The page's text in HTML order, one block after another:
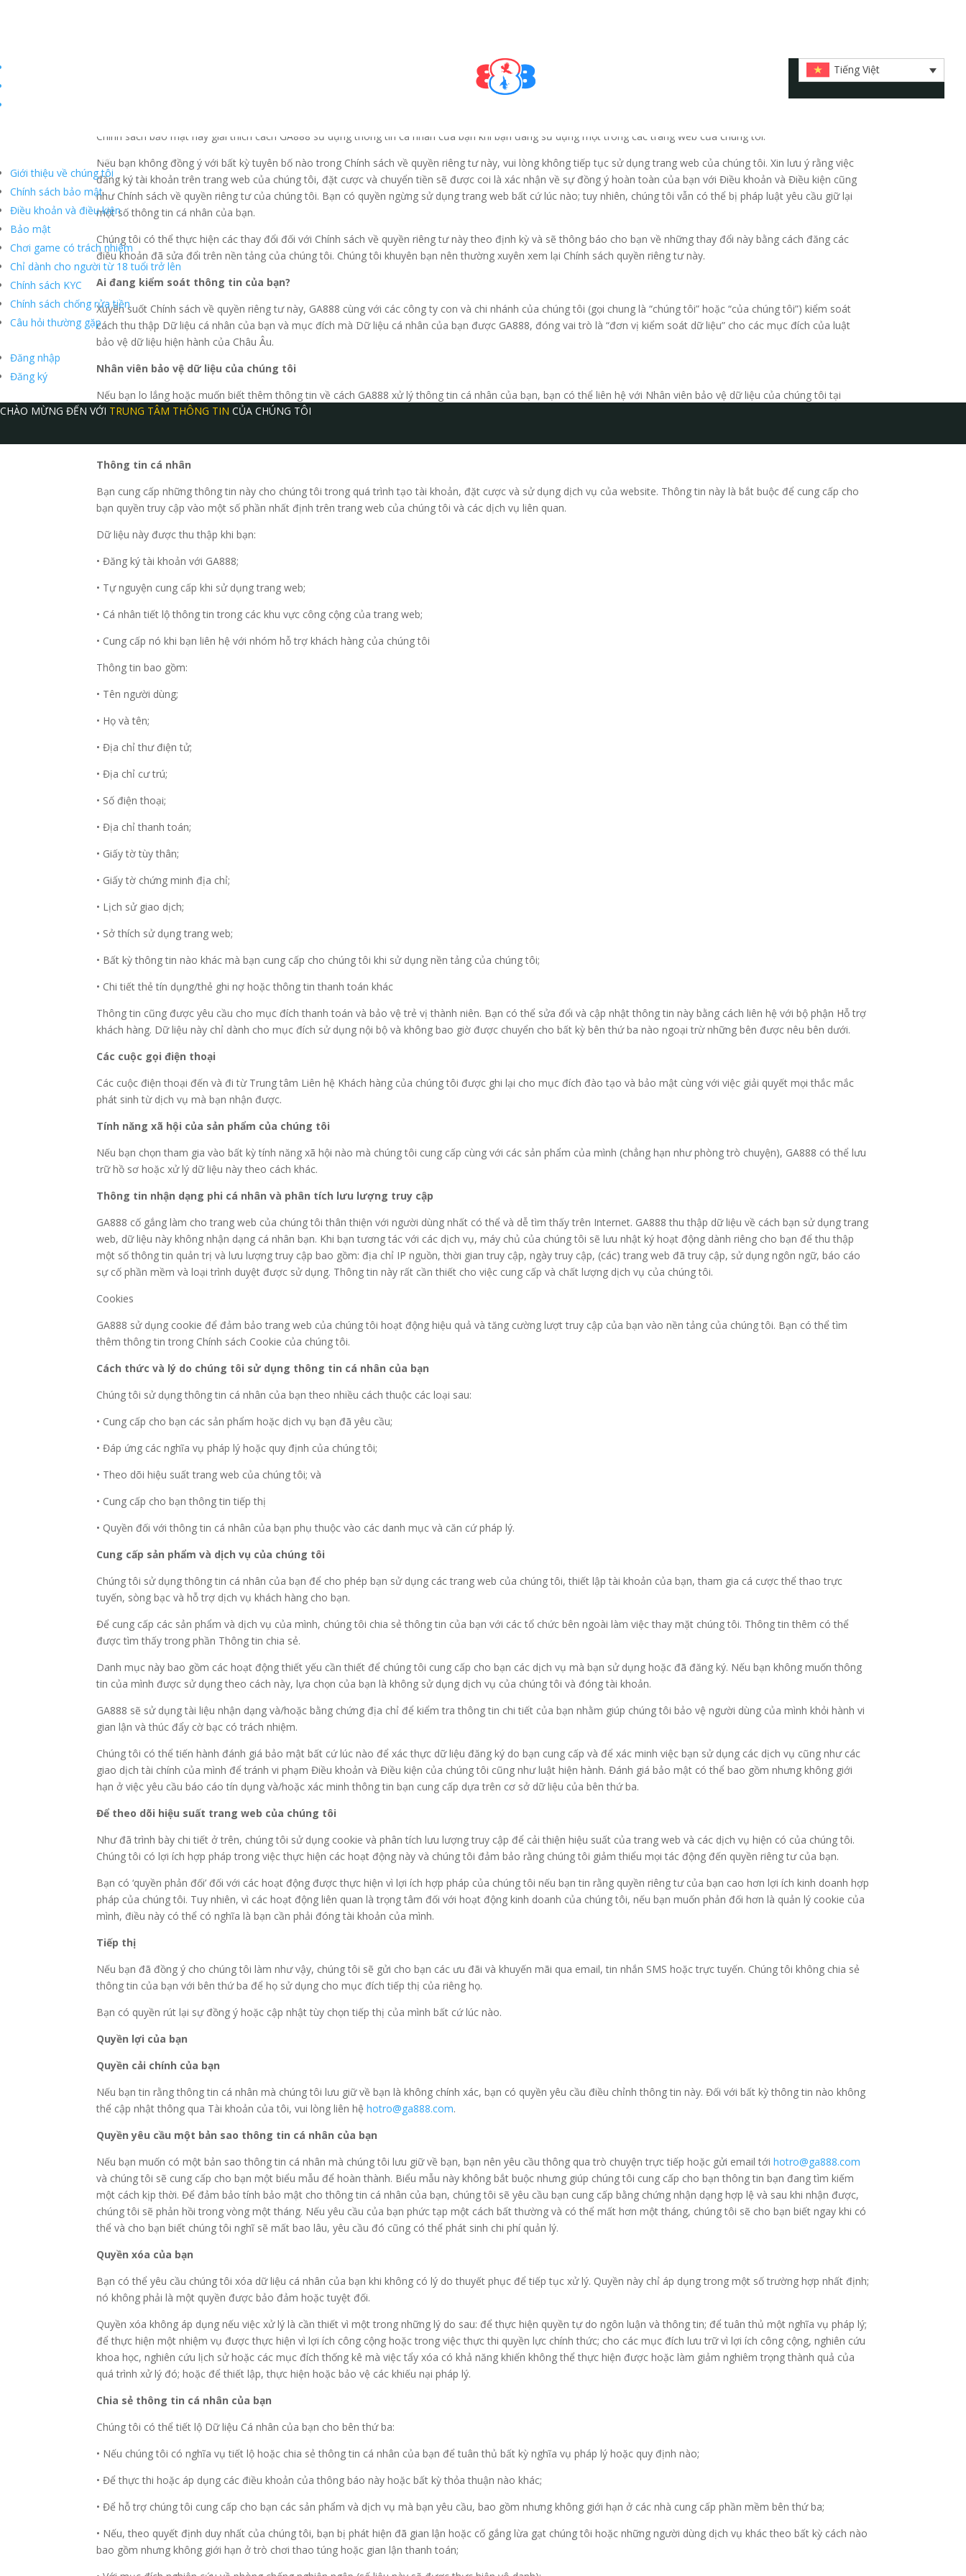
giúp gì cho bạn?
Giới thiệu về chúng tôi
Chính sách bảo mật
Điều khoản và điều kiện
Bảo mật
Chơi game có trách nhiệm
Chỉ dành cho người từ 18 tuổi trở lên
Chính sách KYC
Chính sách chống rửa tiền
Câu hỏi thường gặp
Đăng nhập
Đăng ký
Tiếng Việt
CHÀO MỪNG ĐẾN VỚI TRUNG TÂM THÔNG TIN CỦA CHÚNG TÔI
Quyền riêng tư của bạn rất quan trọng đối với chúng tôi và chúng tôi cam kết bảo vệ thông tin cá nhân của bạn. Chúng tôi sẽ rõ ràng và cởi mở về lý do tại sao chúng
Chính sách bảo mật này giải thích cách GA888 sử dụng thông tin cá nhân của bạn khi bạn đang sử dụng một trong các trang web của chúng tôi.
Nếu bạn không đồng ý với bất kỳ tuyên bố nào trong Chính sách về quyền riêng tư này, vui lòng không tiếp tục sử dụng trang web của chúng tôi. Xin lưu ý rằng việc
đăng ký tài khoản trên trang web của chúng tôi, đặt cược và chuyển tiền sẽ được coi là xác nhận về sự đồng ý hoàn toàn của bạn với Điều khoản và Điều kiện cũng
như Chính sách về quyền riêng tư của chúng tôi. Bạn có quyền ngừng sử dụng trang web bất cứ lúc nào; tuy nhiên, chúng tôi vẫn có thể bị pháp luật yêu cầu giữ lại
một số thông tin cá nhân của bạn.
Chúng tôi có thể thực hiện các thay đổi đối với Chính sách về quyền riêng tư này theo định kỳ và sẽ thông báo cho bạn về những thay đổi này bằng cách đăng các
điều khoản đã sửa đổi trên nền tảng của chúng tôi. Chúng tôi khuyên bạn nên thường xuyên xem lại Chính sách quyền riêng tư này.
Ai đang kiểm soát thông tin của bạn?
Xuyên suốt Chính sách về quyền riêng tư này, GA888 cùng với các công ty con và chi nhánh của chúng tôi (gọi chung là “chúng tôi” hoặc “của chúng tôi”) kiểm soát
cách thu thập Dữ liệu cá nhân của bạn và mục đích mà Dữ liệu cá nhân của bạn được GA888, đóng vai trò là “đơn vị kiểm soát dữ liệu” cho các mục đích của luật
bảo vệ dữ liệu hiện hành của Châu Âu.
Nhân viên bảo vệ dữ liệu của chúng tôi
Nếu bạn lo lắng hoặc muốn biết thêm thông tin về cách GA888 xử lý thông tin cá nhân của bạn, bạn có thể liên hệ với Nhân viên bảo vệ dữ liệu của chúng tôi tại
hotro@ga888.com.
Thông tin cá nhân
Bạn cung cấp những thông tin này cho chúng tôi trong quá trình tạo tài khoản, đặt cược và sử dụng dịch vụ của website. Thông tin này là bắt buộc để cung cấp cho
bạn quyền truy cập vào một số phần nhất định trên trang web của chúng tôi và các dịch vụ liên quan.
Dữ liệu này được thu thập khi bạn:
• Đăng ký tài khoản với GA888;
• Tự nguyện cung cấp khi sử dụng trang web;
• Cá nhân tiết lộ thông tin trong các khu vực công cộng của trang web;
• Cung cấp nó khi bạn liên hệ với nhóm hỗ trợ khách hàng của chúng tôi
Thông tin bao gồm:
• Tên người dùng;
• Họ và tên;
• Địa chỉ thư điện tử;
• Địa chỉ cư trú;
• Số điện thoại;
• Địa chỉ thanh toán;
• Giấy tờ tùy thân;
• Giấy tờ chứng minh địa chỉ;
• Lịch sử giao dịch;
• Sở thích sử dụng trang web;
• Bất kỳ thông tin nào khác mà bạn cung cấp cho chúng tôi khi sử dụng nền tảng của chúng tôi;
• Chi tiết thẻ tín dụng/thẻ ghi nợ hoặc thông tin thanh toán khác
Thông tin cũng được yêu cầu cho mục đích thanh toán và bảo vệ trẻ vị thành niên. Bạn có thể sửa đổi và cập nhật thông tin này bằng cách liên hệ với bộ phận Hỗ trợ
khách hàng. Dữ liệu này chỉ dành cho mục đích sử dụng nội bộ và không bao giờ được chuyển cho bất kỳ bên thứ ba nào ngoại trừ những bên được nêu bên dưới.
Các cuộc gọi điện thoại
Các cuộc điện thoại đến và đi từ Trung tâm Liên hệ Khách hàng của chúng tôi được ghi lại cho mục đích đào tạo và bảo mật cùng với việc giải quyết mọi thắc mắc
phát sinh từ dịch vụ mà bạn nhận được.
Tính năng xã hội của sản phẩm của chúng tôi
Nếu bạn chọn tham gia vào bất kỳ tính năng xã hội nào mà chúng tôi cung cấp cùng với các sản phẩm của mình (chẳng hạn như phòng trò chuyện), GA888 có thể lưu
trữ hồ sơ hoặc xử lý dữ liệu này theo cách khác.
Thông tin nhận dạng phi cá nhân và phân tích lưu lượng truy cập
GA888 cố gắng làm cho trang web của chúng tôi thân thiện với người dùng nhất có thể và dễ tìm thấy trên Internet. GA888 thu thập dữ liệu về cách bạn sử dụng trang
web, dữ liệu này không nhận dạng cá nhân bạn. Khi bạn tương tác với các dịch vụ, máy chủ của chúng tôi sẽ lưu nhật ký hoạt động dành riêng cho bạn để thu thập
một số thông tin quản trị và lưu lượng truy cập bao gồm: địa chỉ IP nguồn, thời gian truy cập, ngày truy cập, (các) trang web đã truy cập, sử dụng ngôn ngữ, báo cáo
sự cố phần mềm và loại trình duyệt được sử dụng. Thông tin này rất cần thiết cho việc cung cấp và chất lượng dịch vụ của chúng tôi.
Cookies
GA888 sử dụng cookie để đảm bảo trang web của chúng tôi hoạt động hiệu quả và tăng cường lượt truy cập của bạn vào nền tảng của chúng tôi. Bạn có thể tìm
thêm thông tin trong Chính sách Cookie của chúng tôi.
Cách thức và lý do chúng tôi sử dụng thông tin cá nhân của bạn
Chúng tôi sử dụng thông tin cá nhân của bạn theo nhiều cách thuộc các loại sau:
• Cung cấp cho bạn các sản phẩm hoặc dịch vụ bạn đã yêu cầu;
• Đáp ứng các nghĩa vụ pháp lý hoặc quy định của chúng tôi;
• Theo dõi hiệu suất trang web của chúng tôi; và
• Cung cấp cho bạn thông tin tiếp thị
• Quyền đối với thông tin cá nhân của bạn phụ thuộc vào các danh mục và căn cứ pháp lý.
Cung cấp sản phẩm và dịch vụ của chúng tôi
Chúng tôi sử dụng thông tin cá nhân của bạn để cho phép bạn sử dụng các trang web của chúng tôi, thiết lập tài khoản của bạn, tham gia cá cược thể thao trực
tuyến, sòng bạc và hỗ trợ dịch vụ khách hàng cho bạn.
Để cung cấp các sản phẩm và dịch vụ của mình, chúng tôi chia sẻ thông tin của bạn với các tổ chức bên ngoài làm việc thay mặt chúng tôi. Thông tin thêm có thể
được tìm thấy trong phần Thông tin chia sẻ.
Danh mục này bao gồm các hoạt động thiết yếu cần thiết để chúng tôi cung cấp cho bạn các dịch vụ mà bạn sử dụng hoặc đã đăng ký. Nếu bạn không muốn thông
tin của mình được sử dụng theo cách này, lựa chọn của bạn là không sử dụng dịch vụ của chúng tôi và đóng tài khoản.
GA888 sẽ sử dụng tài liệu nhận dạng và/hoặc bằng chứng địa chỉ để kiểm tra thông tin chi tiết của bạn nhằm giúp chúng tôi bảo vệ người dùng của mình khỏi hành vi
gian lận và thúc đẩy cờ bạc có trách nhiệm.
Chúng tôi có thể tiến hành đánh giá bảo mật bất cứ lúc nào để xác thực dữ liệu đăng ký do bạn cung cấp và để xác minh việc bạn sử dụng các dịch vụ cũng như các
giao dịch tài chính của mình để tránh vi phạm Điều khoản và Điều kiện của chúng tôi cũng như luật hiện hành. Đánh giá bảo mật có thể bao gồm nhưng không giới
hạn ở việc yêu cầu báo cáo tín dụng và/hoặc xác minh thông tin bạn cung cấp dựa trên cơ sở dữ liệu của bên thứ ba.
Để theo dõi hiệu suất trang web của chúng tôi
Như đã trình bày chi tiết ở trên, chúng tôi sử dụng cookie và phân tích lưu lượng truy cập để cải thiện hiệu suất của trang web và các dịch vụ hiện có của chúng tôi.
Chúng tôi có lợi ích hợp pháp trong việc thực hiện các hoạt động này và chúng tôi đảm bảo rằng chúng tôi giảm thiểu mọi tác động đến quyền riêng tư của bạn.
Bạn có ‘quyền phản đối’ đối với các hoạt động được thực hiện vì lợi ích hợp pháp của chúng tôi nếu bạn tin rằng quyền riêng tư của bạn cao hơn lợi ích kinh doanh hợp
pháp của chúng tôi. Tuy nhiên, vì các hoạt động liên quan là trọng tâm đối với hoạt động kinh doanh của chúng tôi, nếu bạn muốn phản đối hơn là quản lý cookie của
mình, điều này có thể có nghĩa là bạn cần phải đóng tài khoản của mình.
Tiếp thị
Nếu bạn đã đồng ý cho chúng tôi làm như vậy, chúng tôi sẽ gửi cho bạn các ưu đãi và khuyến mãi qua email, tin nhắn SMS hoặc trực tuyến. Chúng tôi không chia sẻ
thông tin của bạn với bên thứ ba để họ sử dụng cho mục đích tiếp thị của riêng họ.
Bạn có quyền rút lại sự đồng ý hoặc cập nhật tùy chọn tiếp thị của mình bất cứ lúc nào.
Quyền lợi của bạn
Quyền cải chính của bạn
Nếu bạn tin rằng thông tin cá nhân mà chúng tôi lưu giữ về bạn là không chính xác, bạn có quyền yêu cầu điều chỉnh thông tin này. Đối với bất kỳ thông tin nào không
thể cập nhật thông qua Tài khoản của tôi, vui lòng liên hệhotro@ga888.com.
Quyền yêu cầu một bản sao thông tin cá nhân của bạn
Nếu bạn muốn có một bản sao thông tin cá nhân mà chúng tôi lưu giữ về bạn, bạn nên yêu cầu thông qua trò chuyện trực tiếp hoặc gửi email tớihotro@ga888.com
và chúng tôi sẽ cung cấp cho bạn một biểu mẫu để hoàn thành. Biểu mẫu này không bắt buộc nhưng giúp chúng tôi cung cấp cho bạn thông tin bạn đang tìm kiếm
một cách kịp thời. Để đảm bảo tính bảo mật cho thông tin cá nhân của bạn, chúng tôi sẽ yêu cầu bạn cung cấp bằng chứng nhận dạng hợp lệ và sau khi nhận được,
chúng tôi sẽ phản hồi trong vòng một tháng. Nếu yêu cầu của bạn phức tạp một cách bất thường và có thể mất hơn một tháng, chúng tôi sẽ cho bạn biết ngay khi có
thể và cho bạn biết chúng tôi nghĩ sẽ mất bao lâu, yêu cầu đó cũng có thể phát sinh chi phí quản lý.
Quyền xóa của bạn
Bạn có thể yêu cầu chúng tôi xóa dữ liệu cá nhân của bạn khi không có lý do thuyết phục để tiếp tục xử lý. Quyền này chỉ áp dụng trong một số trường hợp nhất định;
nó không phải là một quyền được bảo đảm hoặc tuyệt đối.
Quyền xóa không áp dụng nếu việc xử lý là cần thiết vì một trong những lý do sau: để thực hiện quyền tự do ngôn luận và thông tin; để tuân thủ một nghĩa vụ pháp lý;
để thực hiện một nhiệm vụ được thực hiện vì lợi ích công cộng hoặc trong việc thực thi quyền lực chính thức; cho các mục đích lưu trữ vì lợi ích công cộng, nghiên cứu
khoa học, nghiên cứu lịch sử hoặc các mục đích thống kê mà việc tẩy xóa có khả năng khiến không thể thực hiện được hoặc làm giảm nghiêm trọng thành quả của
quá trình xử lý đó; hoặc để thiết lập, thực hiện hoặc bảo vệ các khiếu nại pháp lý.
Chia sẻ thông tin cá nhân của bạn
Chúng tôi có thể tiết lộ Dữ liệu Cá nhân của bạn cho bên thứ ba:
• Nếu chúng tôi có nghĩa vụ tiết lộ hoặc chia sẻ thông tin cá nhân của bạn để tuân thủ bất kỳ nghĩa vụ pháp lý hoặc quy định nào;
• Để thực thi hoặc áp dụng các điều khoản của thông báo này hoặc bất kỳ thỏa thuận nào khác;
• Để hỗ trợ chúng tôi cung cấp cho bạn các sản phẩm và dịch vụ mà bạn yêu cầu, bao gồm nhưng không giới hạn ở các nhà cung cấp phần mềm bên thứ ba;
• Nếu, theo quyết định duy nhất của chúng tôi, bạn bị phát hiện đã gian lận hoặc cố gắng lừa gạt chúng tôi hoặc những người dùng dịch vụ khác theo bất kỳ cách nào
bao gồm nhưng không giới hạn ở trò chơi thao túng hoặc gian lận thanh toán;